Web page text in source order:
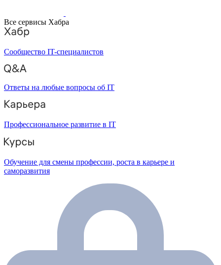
Все сервисы Хабра
Сообщество IT-специалистов
Ответы на любые вопросы об IT
Профессиональное развитие в IT
Обучение для смены профессии, роста в карьере и
саморазвития